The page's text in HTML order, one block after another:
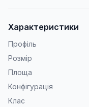
Характеристики
Профіль
Розмір
Площа
Конфігурація
Клас